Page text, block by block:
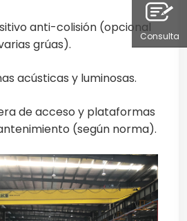
anti-colisión (opcional
grúas).
acústicas y luminosas.
de acceso y plataformas
(según norma).
Consulta